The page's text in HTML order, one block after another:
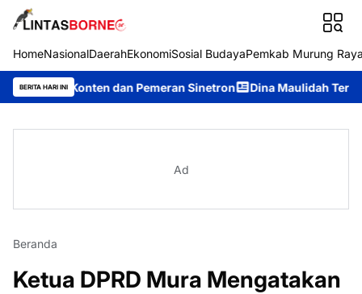
HomeNasionalDaerahEkonomiSosial BudayaPemkab Murung
BERITA HARI INI
dan Pemeran Sinetron Dina Maulidah Terpilih Aklamasi
Ad
Beranda
Ketua DPRD Mura Mengatakan